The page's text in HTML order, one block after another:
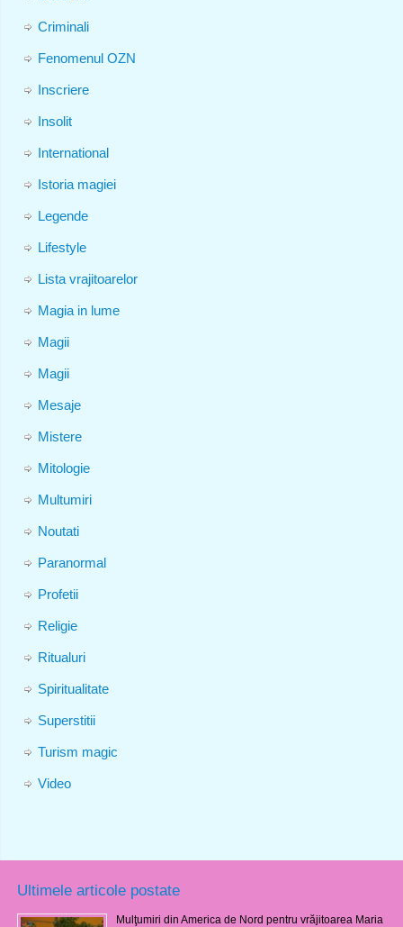
Criminali
Fenomenul OZN
Inscriere
Insolit
International
Istoria magiei
Legende
Lifestyle
Lista vrajitoarelor
Magia in lume
Magii
Magii
Mesaje
Mistere
Mitologie
Multumiri
Noutati
Paranormal
Profetii
Religie
Ritualuri
Spiritualitate
Superstitii
Turism magic
Video
Ultimele articole postate
Mulţumiri din America de Nord pentru vrăjitoarea Maria